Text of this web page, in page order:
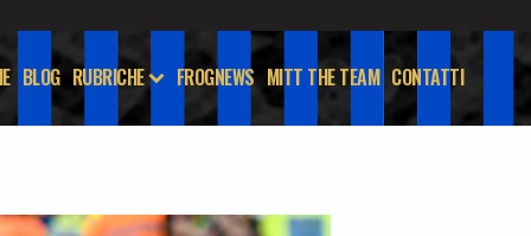
BLOG RUBRICHE FROGNEWS MITT THE TEAM CONTATTI